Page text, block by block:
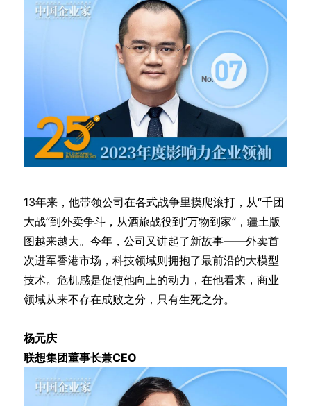
13年来，他带领公司在各式战争里摸爬滚打，从“千团
大战”到外卖争斗，从酒旅战役到“万物到家”，疆土版
图越来越大。今年，公司又讲起了新故事——外卖首
次进军香港市场，科技领域则拥抱了最前沿的大模型
技术。危机感是促使他向上的动力，在他看来，商业
领域从来不存在成败之分，只有生死之分。
杨元庆
联想集团董事长兼CEO